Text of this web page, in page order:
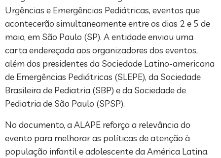
Urgências e Emergências Pediátricas, eventos que
acontecerão simultaneamente entre os dias 2 e 5 de
maio, em São Paulo (SP). A entidade enviou uma
carta endereçada aos organizadores dos eventos,
além dos presidentes da Sociedade Latino-americana
de Emergências Pediátricas (SLEPE), da Sociedade
Brasileira de Pediatria (SBP) e da Sociedade de
Pediatria de São Paulo (SPSP).
No documento, a ALAPE reforça a relevância do
evento para melhorar as políticas de atenção à
população infantil e adolescente da América Latina.